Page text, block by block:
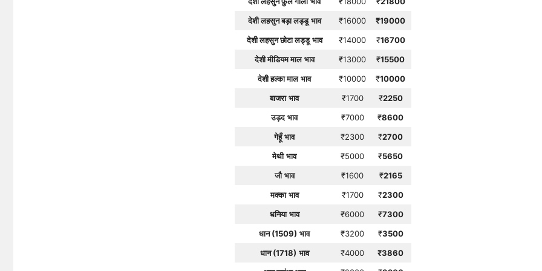
देशी लहसुन बड़ा लड्डू भाव ₹16000 ₹19000
देशी लहसुन छोटा लड्डू भाव ₹14000 ₹16700
देशी मीडियम माल भाव ₹13000 ₹15500
देशी हल्का माल भाव ₹10000 ₹10000
बाजरा भाव ₹1700 ₹2250
उड़द भाव ₹7000 ₹8600
गेहूँ भाव ₹2300 ₹2700
मेथी भाव ₹5000 ₹5650
जौ भाव ₹1600 ₹2165
मक्का भाव ₹1700 ₹2300
धनिया भाव ₹6000 ₹7300
धान (1509) भाव ₹3200 ₹3500
धान (1718) भाव ₹4000 ₹3860